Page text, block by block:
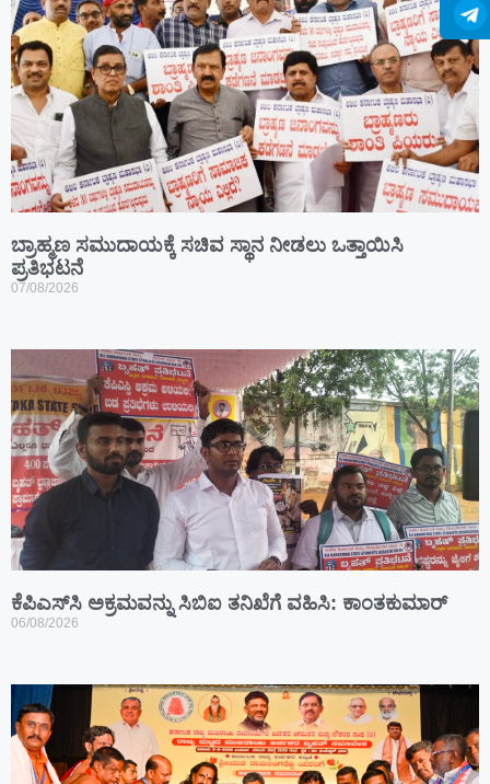
ಬ್ರಾಹ್ಮಣ ಸಮುದಾಯಕ್ಕೆ ಸಚಿವ ಸ್ಥಾನ ನೀಡಲು ಒತ್ತಾಯಿಸಿ
ಪ್ರತಿಭಟನೆ
07/08/2026
ಕೆಪಿಎಸ್‍ಸಿ ಅಕ್ರಮವನ್ನು ಸಿಬಿಐ ತನಿಖೆಗೆ ವಹಿಸಿ: ಕಾಂತಕುಮಾರ್
06/08/2026